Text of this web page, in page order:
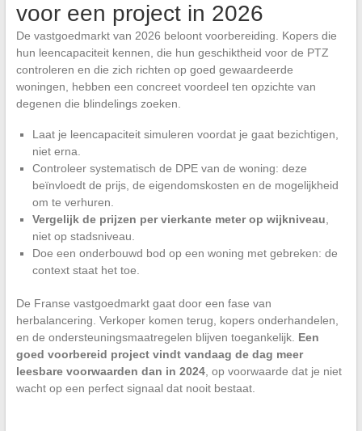
voor een project in 2026
De vastgoedmarkt van 2026 beloont voorbereiding. Kopers die
hun leencapaciteit kennen, die hun geschiktheid voor de PTZ
controleren en die zich richten op goed gewaardeerde
woningen, hebben een concreet voordeel ten opzichte van
degenen die blindelings zoeken.
Laat je leencapaciteit simuleren voordat je gaat bezichtigen,
niet erna.
Controleer systematisch de DPE van de woning: deze
beïnvloedt de prijs, de eigendomskosten en de mogelijkheid
om te verhuren.
Vergelijk de prijzen per vierkante meter op wijkniveau,
niet op stadsniveau.
Doe een onderbouwd bod op een woning met gebreken: de
context staat het toe.
De Franse vastgoedmarkt gaat door een fase van
herbalancering. Verkoper komen terug, kopers onderhandelen,
en de ondersteuningsmaatregelen blijven toegankelijk. Een
goed voorbereid project vindt vandaag de dag meer
leesbare voorwaarden dan in 2024, op voorwaarde dat je niet
wacht op een perfect signaal dat nooit bestaat.